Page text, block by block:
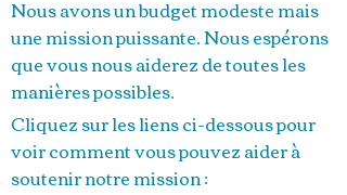
Nous avons un budget modeste mais
une mission puissante. Nous espérons
que vous nous aiderez de toutes les
manières possibles.
Cliquez sur les liens ci-dessous pour
voir comment vous pouvez aider à
soutenir notre mission :